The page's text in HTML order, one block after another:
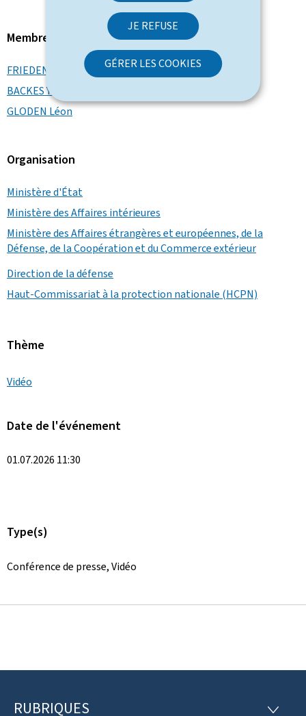
JE REFUSE
GÉRER LES COOKIES
Membre du gouvernement
FRIEDEN Luc
BACKES Yuriko
GLODEN Léon
Organisation
Ministère d'État
Ministère des Affaires intérieures
Ministère des Affaires étrangères et européennes, de la
Défense, de la Coopération et du Commerce extérieur
Direction de la défense
Haut-Commissariat à la protection nationale (HCPN)
Thème
Vidéo
Date de l'événement
01.07.2026 11:30
Type(s)
Conférence de presse, Vidéo
RUBRIQUES R